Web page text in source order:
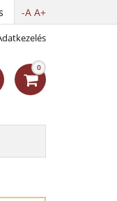
-A A+
0